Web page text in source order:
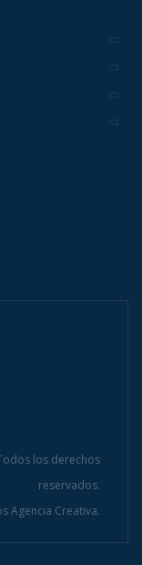
los derechos
reservados.
Agencia Creativa.